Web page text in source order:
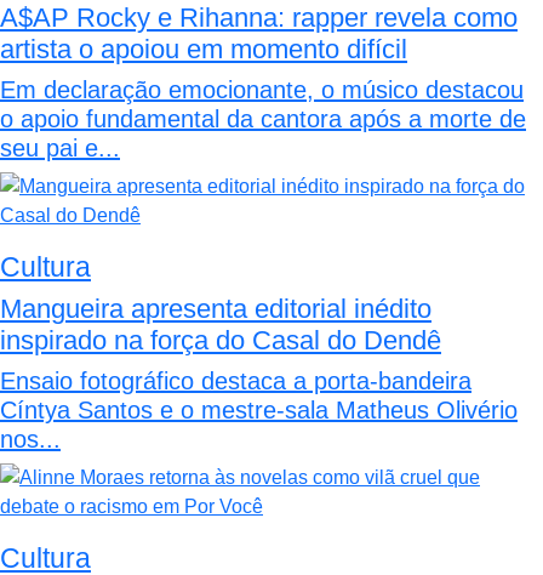
A$AP Rocky e Rihanna: rapper revela como
artista o apoiou em momento difícil
Em declaração emocionante, o músico destacou
o apoio fundamental da cantora após a morte de
seu pai e...
Cultura
Mangueira apresenta editorial inédito
inspirado na força do Casal do Dendê
Ensaio fotográfico destaca a porta-bandeira
Cíntya Santos e o mestre-sala Matheus Olivério
nos...
Cultura